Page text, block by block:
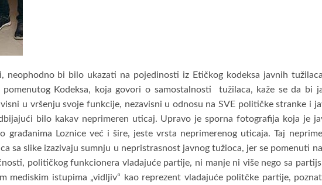
neophodno bi bilo ukazati na pojedinosti iz Etičkog kodeksa javnih
Kodeksa, koja govori o samostalnosti tužilaca, kaže se da bi
u vršenju svoje funkcije, nezavisni u odnosu na SVE političke stranke i
bilo kakav neprimeren uticaj. Upravo je sporna fotografija koja je
građanima Loznice već i šire, jeste vrsta neprimerenog uticaja. Taj
sa slike izazivaju sumnju u nepristrasnost javnog tužioca, jer se pomenuti
političkog funkcionera vladajuće partije, ni manje ni više nego sa
mediskim istupima „vidljiv“ kao reprezent vladajuće politčke partije,